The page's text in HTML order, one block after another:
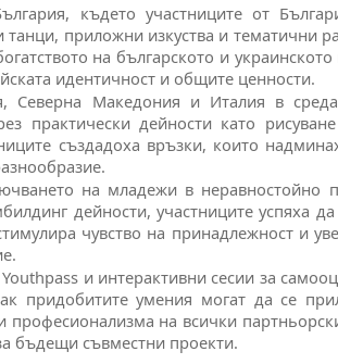
където участниците от
танци, приложни изкуства и тематични
на българското и украинското
идентичност и общите ценности.
Македония и Италия в
практически дейности като
създадоха връзки, които
на младежи в
дейности, участниците успяха
чувство на принадлежност и
и интерактивни сесии за
придобитите умения могат да се
на всички
бъдещи съвместни проекти.